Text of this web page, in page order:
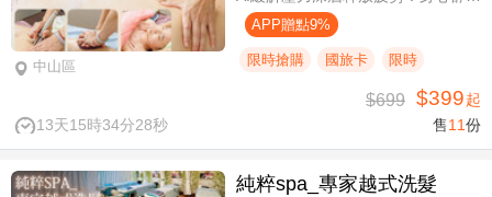
中山區
APP贈點9%
限時搶購 國旅卡 限時
13天15時34分27秒
$699 $399起
售11份
純粹spa_專家越式洗髮